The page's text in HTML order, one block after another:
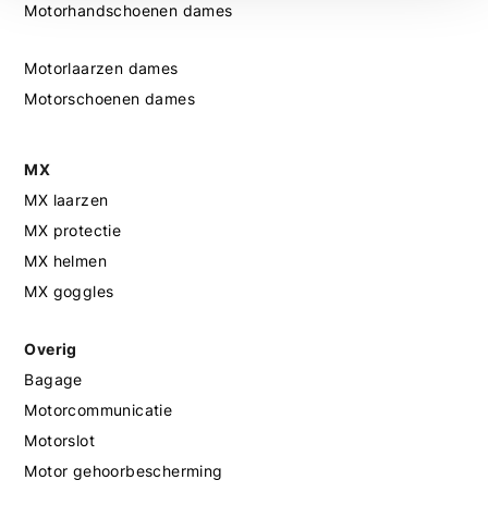
Motorhandschoenen dames
Motorlaarzen dames
Motorschoenen dames
MX
MX laarzen
MX protectie
MX helmen
MX goggles
Overig
Bagage
Motorcommunicatie
Motorslot
Motor gehoorbescherming